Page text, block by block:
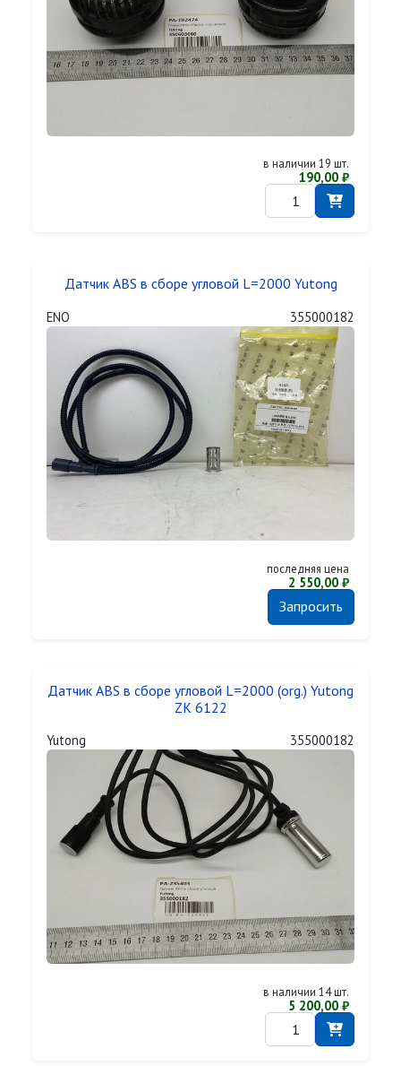
в наличии 19 шт.
190,00 ₽
Датчик ABS в сборе угловой L=2000 Yutong
ENO 355000182
последняя цена
2 550,00 ₽
Запросить
Датчик ABS в сборе угловой L=2000 (org.) Yutong
ZK 6122
Yutong 355000182
в наличии 14 шт.
5 200,00 ₽